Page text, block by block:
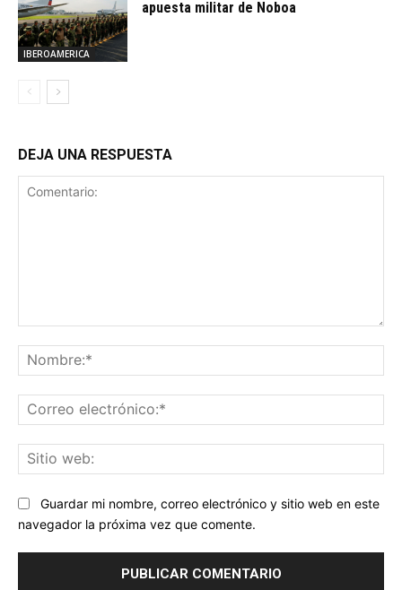
IBEROAMERICA
apuesta militar de Noboa
DEJA UNA RESPUESTA
Guardar mi nombre, correo electrónico y sitio web en este
navegador la próxima vez que comente.